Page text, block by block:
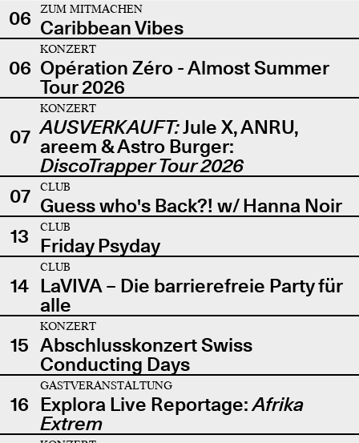
06
ZUM MITMACHEN
Caribbean Vibes
06
KONZERT
Opération Zéro - Almost Summer
Tour 2026
07
KONZERT
AUSVERKAUFT:Jule X, ANRU,
areem & Astro Burger:
DiscoTrapper Tour 2026
07
CLUB
Guess who's Back?! w/ Hanna Noir
13
CLUB
Friday Psyday
14
CLUB
LaVIVA – Die barrierefreie Party für
alle
15
KONZERT
Abschlusskonzert Swiss
Conducting Days
16
GASTVERANSTALTUNG
Explora Live Reportage:Afrika
Extrem